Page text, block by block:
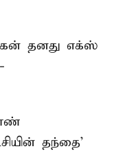
தனது எக்ஸ்
தந்தை’